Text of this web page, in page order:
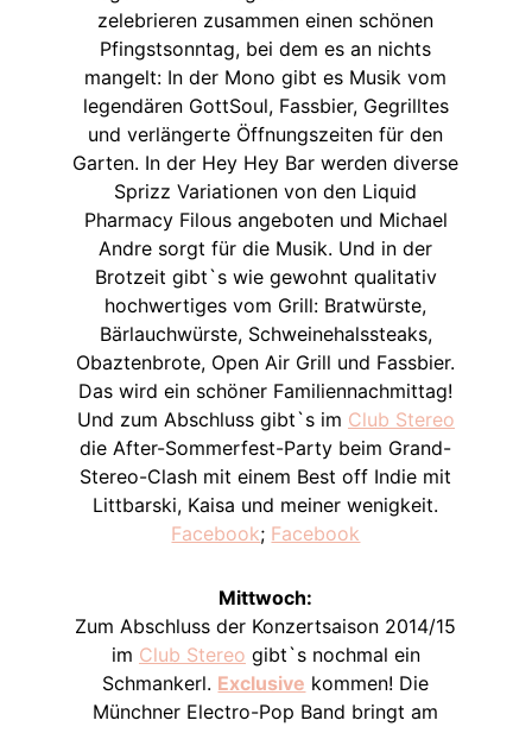
zelebrieren zusammen einen schönen
Pfingstsonntag, bei dem es an nichts
mangelt: In der Mono gibt es Musik vom
legendären GottSoul, Fassbier, Gegrilltes
und verlängerte Öffnungszeiten für den
Garten. In der Hey Hey Bar werden diverse
Sprizz Variationen von den Liquid
Pharmacy Filous angeboten und Michael
Andre sorgt für die Musik. Und in der
Brotzeit gibt`s wie gewohnt qualitativ
hochwertiges vom Grill: Bratwürste,
Bärlauchwürste, Schweinehalssteaks,
Obaztenbrote, Open Air Grill und Fassbier.
Das wird ein schöner Familiennachmittag!
Und zum Abschluss gibt`s im Club Stereo
die After-Sommerfest-Party beim Grand-
Stereo-Clash mit einem Best off Indie mit
Littbarski, Kaisa und meiner wenigkeit.
Facebook; Facebook
Mittwoch:
Zum Abschluss der Konzertsaison 2014/15
im Club Stereo gibt`s nochmal ein
Schmankerl. Exclusive kommen! Die
Münchner Electro-Pop Band bringt am